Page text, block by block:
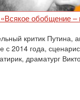
обобщение –
критик Путина,
с 2014 года,
драматург